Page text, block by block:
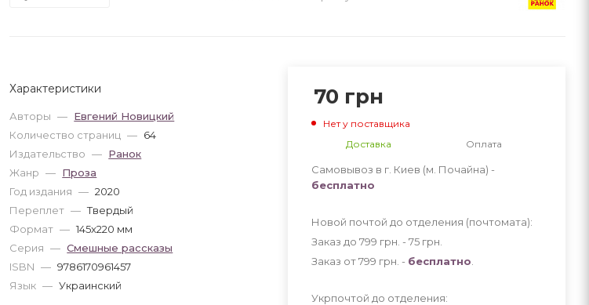
Характеристики
Авторы — Евгений Новицкий
Количество страниц — 64
Издательство — Ранок
Жанр — Проза
Год издания — 2020
Переплет — Твердый
Формат — 145x220 мм
Серия — Cмешные рассказы
ISBN — 9786170961457
Язык — Украинский
70 грн
Нет у поставщика
Доставка
Оплата
Самовывоз в г. Киев (м. Почайна) -
бесплатно
Новой почтой до отделения (почтомата):
Заказ до 799 грн. - 75 грн
Заказ от 799 грн. - бесплатно
Укрпочтой до отделения: